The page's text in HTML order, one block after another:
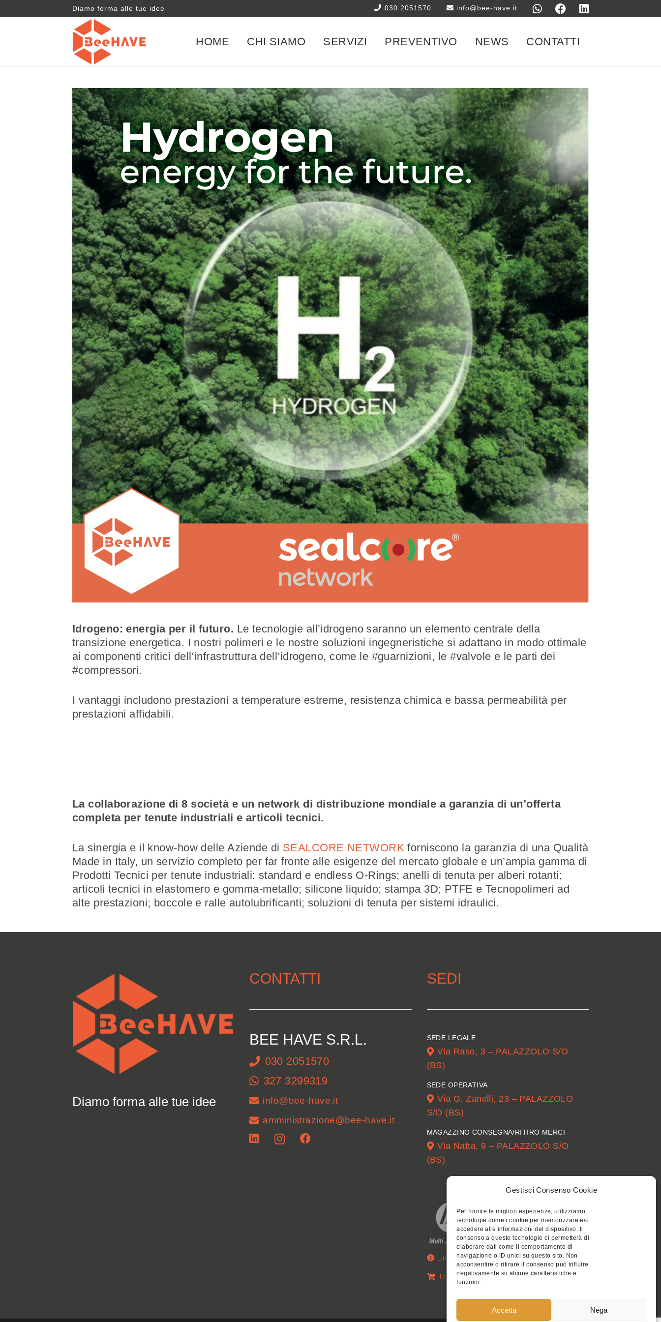
Gestisci Consenso Cookie
Per fornire le migliori esperienze, utilizziamo
tecnologie come i cookie per memorizzare e/o
accedere alle informazioni del dispositivo. Il
consenso a queste tecnologie ci permetterà di
elaborare dati come il comportamento di
navigazione o ID unici su questo sito. Non
acconsentire o ritirare il consenso può influire
negativamente su alcune caratteristiche e
funzioni.
Accetta Nega
Diamo forma alle tue idee 030 2051570 info@bee-have.it
HOME CHI SIAMO SERVIZI PREVENTIVO NEWS CONTATTI
Idrogeno: energia per il futuro. Le tecnologie all’idrogeno saranno un elemento centrale della
transizione energetica. I nostri polimeri e le nostre soluzioni ingegneristiche si adattano in modo ottimale
ai componenti critici dell’infrastruttura dell’idrogeno, come le #guarnizioni, le #valvole e le parti dei
#compressori.
I vantaggi includono prestazioni a temperature estreme, resistenza chimica e bassa permeabilità per
prestazioni affidabili.
La collaborazione di 8 società e un network di distribuzione mondiale a garanzia di un’offerta
completa per tenute industriali e articoli tecnici.
La sinergia e il know-how delle Aziende di SEALCORE NETWORK forniscono la garanzia di una Qualità
Made in Italy, un servizio completo per far fronte alle esigenze del mercato globale e un’ampia gamma di
Prodotti Tecnici per tenute industriali: standard e endless O-Rings; anelli di tenuta per alberi rotanti;
articoli tecnici in elastomero e gomma-metallo; silicone liquido; stampa 3D; PTFE e Tecnopolimeri ad
alte prestazioni; boccole e ralle autolubrificanti; soluzioni di tenuta per sistemi idraulici.
Diamo forma alle tue idee
CONTATTI
BEE HAVE S.R.L.
030 2051570
327 3299319
info@bee-have.it
amministrazione@bee-have.it
SEDI
SEDE LEGALE
Via Raso, 3 – PALAZZOLO S/O
(BS)
SEDE OPERATIVA
Via G. Zanelli, 23 – PALAZZOLO
S/O (BS)
MAGAZZINO CONSEGNA/RITIRO MERCI
Via Natta, 9 – PALAZZOLO S/O
(BS)
Linee Guida di Progettazione
Termini e Condizioni di Vendita